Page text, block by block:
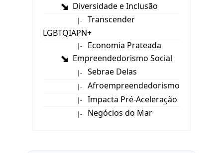
Diversidade e Inclusão
|-
Transcender
LGBTQIAPN+
|-
Economia Prateada
Empreendedorismo Social
|- Sebrae Delas
|- Afroempreendedorismo
|- Impacta Pré-Aceleração
|- Negócios do Mar